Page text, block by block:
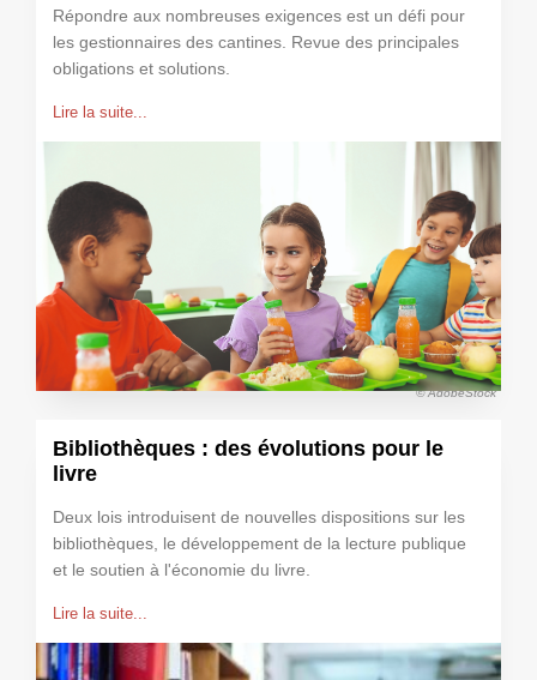
Répondre aux nombreuses exigences est un défi pour
les gestionnaires des cantines. Revue des principales
obligations et solutions.
Lire la suite...
© AdobeStock
Bibliothèques : des évolutions pour le
livre
Deux lois introduisent de nouvelles dispositions sur les
bibliothèques, le développement de la lecture publique
et le soutien à l'économie du livre.
Lire la suite...